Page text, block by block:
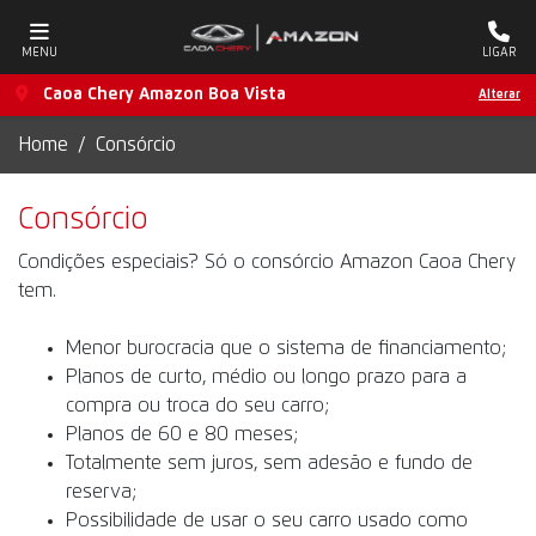
MENU LIGAR
Caoa Chery Amazon Boa Vista Alterar
Home Consórcio
Consórcio
Condições especiais? Só o consórcio Amazon Caoa Chery
tem.
Menor burocracia que o sistema de financiamento;
Planos de curto, médio ou longo prazo para a
compra ou troca do seu carro;
Planos de 60 e 80 meses;
Totalmente sem juros, sem adesão e fundo de
reserva;
Possibilidade de usar o seu carro usado como